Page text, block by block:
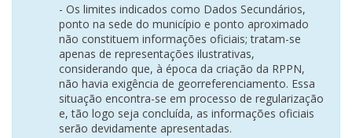
- Os limites indicados como Dados Secundários,
ponto na sede do município e ponto aproximado
não constituem informações oficiais; tratam-se
apenas de representações ilustrativas,
considerando que, à época da criação da RPPN,
não havia exigência de georreferenciamento. Essa
situação encontra-se em processo de regularização
e, tão logo seja concluída, as informações oficiais
serão devidamente apresentadas.